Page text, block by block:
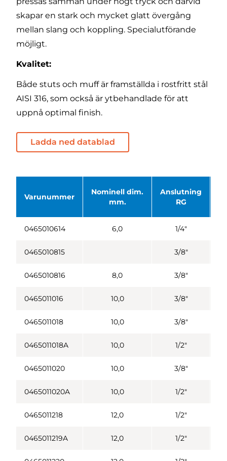
skapar en stark och mycket glatt övergång
mellan slang och koppling. Specialutförande
möjligt.
Kvalitet:
Både stuts och muff är framställda i rostfritt stål
AISI 316, som också är ytbehandlade för att
uppnå optimal finish.
Ladda ned datablad
Varunummer
Nominell dim.
mm.
Anslutning
RG
0465010614 6,0 1/4"
0465010815 3/8"
0465010816 8,0 3/8"
0465011016 10,0 3/8"
0465011018 10,0 3/8"
0465011018A 10,0 1/2"
0465011020 10,0 3/8"
0465011020A 10,0 1/2"
0465011218 12,0 1/2"
0465011219A 12,0 1/2"